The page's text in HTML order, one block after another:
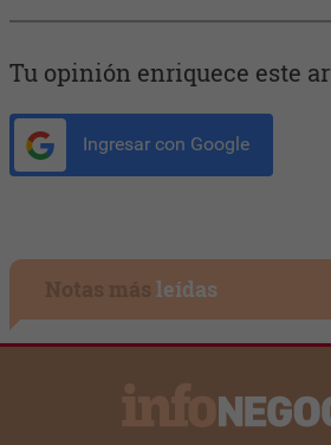
Tu opinión enriquece este
Ingresar con Google
leídas